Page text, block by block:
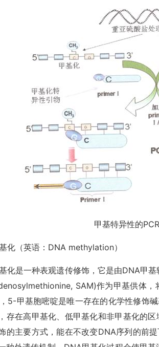
甲基特异性的
化（英语：DNA methylation）
化是一种表观遗传修饰，它是由DNA甲
SAM)作为甲基供体
5-甲基胞嘧啶是唯一存在的化学性修饰
存在高甲基化、低甲基化和非甲基化的
的主要方式，能在不改变DNA序列的前